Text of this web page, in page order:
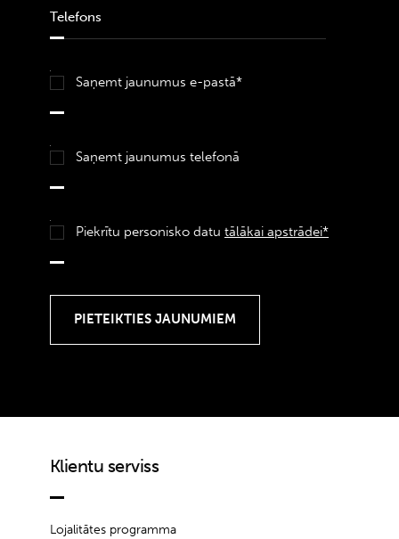
Saņemt jaunumus e-pastā*
Saņemt jaunumus telefonā
Piekrītu personisko datu tālākai apstrādei*
Klientu serviss
Lojalitātes programma